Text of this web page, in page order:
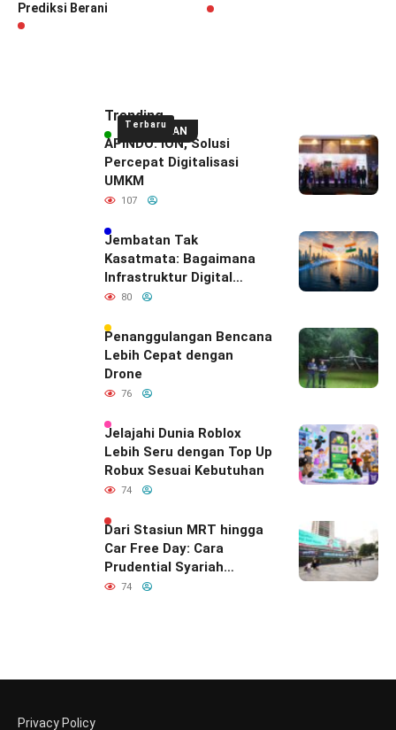
Prediksi Berani
UNGGULAN
Terbaru
Trending
APINDO: ION, Solusi
Percepat Digitalisasi
UMKM
107
Jembatan Tak
Kasatmata: Bagaimana
Infrastruktur Digital
Diam-Diam
Hubungan Indonesia–
India
80
Penanggulangan Bencana
Lebih Cepat dengan
Drone
76
Jelajahi Dunia Roblox
Lebih Seru dengan Top Up
Robux Sesuai Kebutuhan
74
Dari Stasiun MRT hingga
Car Free Day: Cara
Prudential Syariah
Merayakan yang Nomor
74
Privacy Policy